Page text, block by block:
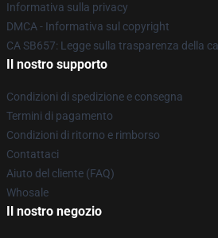
Informativa sulla privacy
DMCA - Informativa sul copyright
CA SB657: Legge sulla trasparenza della
Il nostro supporto
Condizioni di spedizione e consegna
Termini di pagamento
Condizioni di ritorno e rimborso
Contattaci
Aiuto del cliente (FAQ)
Whosale
Il nostro negozio